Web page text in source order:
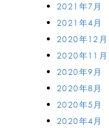
2021年7月
2021年4月
2020年12月
2020年11月
2020年9月
2020年8月
2020年5月
2020年4月